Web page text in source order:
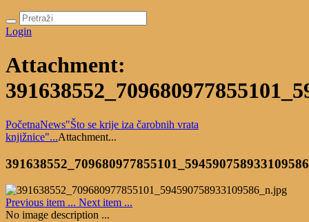
Login
Attachment:
PočetnaNews"Što se krije iza čarobnih vrata
knjižnice"...Attachment...
Previous item ... Next item ...
No image description ...